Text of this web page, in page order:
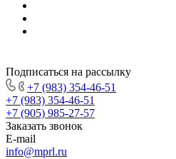
Подписаться на рассылку
+7 (983) 354-46-51
+7 (983) 354-46-51
+7 (905) 985-27-57
Заказать звонок
E-mail
info@mprl.ru